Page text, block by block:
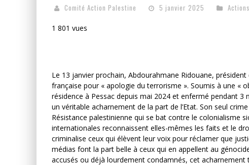
Comité Action Palestine 5 janvier 2025 Actions
1 801 vues
Le 13 janvier prochain, Abdourahmane Ridouane,
française pour « apologie du terrorisme ». Soumis à une «
résidence à Pessac depuis mai 2024 et enfermé pendant
un véritable acharnement de la part de l’Etat. Son seul
Résistance palestinienne qui se bat contre le colonialisme
internationales reconnaissent elles-mêmes les faits et le
criminalise ceux qui élèvent leur voix pour réclamer que
médias font la part belle à ceux qui en appellent au
accusés ou déjà lourdement condamnés, cet